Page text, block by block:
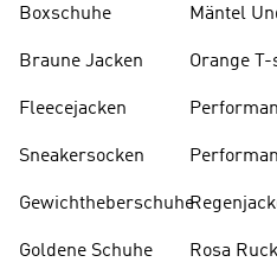
Boxschuhe
Braune Jacken
Fleecejacken
Sneakersocken
Gewichtheberschuhe
Goldene Schuhe
Mäntel
Orange
Rosa